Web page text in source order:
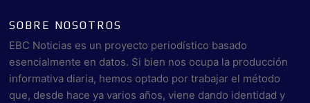
SOBRE NOSOTROS
EBC Noticias es un proyecto periodístico basado
esencialmente en datos. Si bien nos ocupa la producción
informativa diaria, hemos optado por trabajar el método
que, desde hace ya varios años, viene dando identidad y